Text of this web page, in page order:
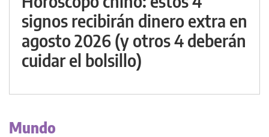
signos recibirán dinero extra en
agosto 2026 (y otros 4 deberán
cuidar el bolsillo)
Mundo